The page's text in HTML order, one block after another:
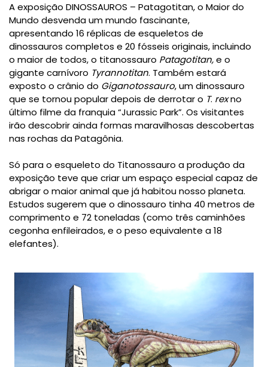
A exposição DINOSSAUROS – Patagotitan, o Maior do
Mundo desvenda um mundo fascinante,
apresentando 16 réplicas de esqueletos de
dinossauros completos e 20 fósseis originais, incluindo
o maior de todos, o titanossauro Patagotitan,e o
gigante carnívoro Tyrannotitan. Também estará
exposto o crânio do Giganotossauro, um dinossauro
que se tornou popular depois de derrotar o T. rexno
último filme da franquia “Jurassic Park”. Os visitantes
irão descobrir ainda formas maravilhosas descobertas
nas rochas daPatagônia.
Só para o esqueleto do Titanossauro a produção da
exposição teve que criar um espaço especial capaz de
abrigar o maior animal que já habitou nosso planeta.
Estudos sugerem que o dinossauro tinha 40 metros de
comprimento e 72 toneladas (como três caminhões
cegonha enfileirados, e o peso equivalente a 18
elefantes).